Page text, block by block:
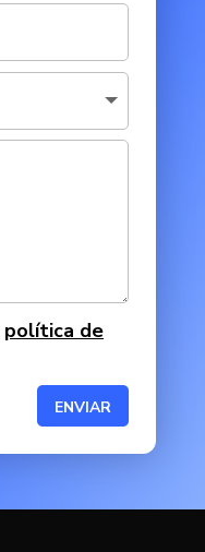
política de
ENVIAR